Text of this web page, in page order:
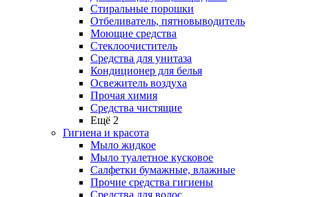
Стиральные порошки
Отбеливатель, пятновыводитель
Моющие средства
Стеклоочиститель
Средства для унитаза
Кондиционер для белья
Освежитель воздуха
Прочая химия
Средства чистящие
Ещё 2
Гигиена и красота
Мыло жидкое
Мыло туалетное кусковое
Салфетки бумажные, влажные
Прочие средства гигиены
Средства для волос